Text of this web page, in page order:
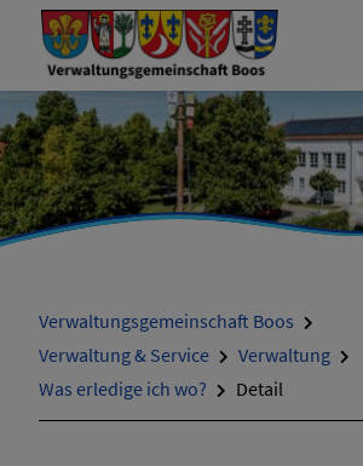
Verwaltungsgemeinschaft Boos
Verwaltung & Service
Verwaltung
Was erledige ich wo?
Detail